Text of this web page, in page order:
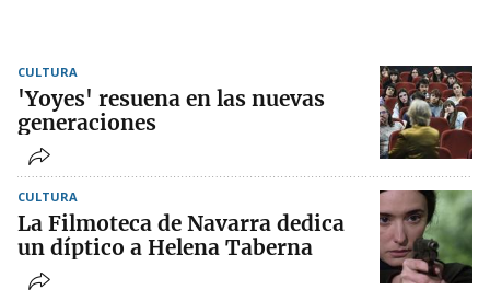
CULTURA
'Yoyes' resuena en las nuevas
generaciones
CULTURA
La Filmoteca de Navarra dedica
un díptico a Helena Taberna